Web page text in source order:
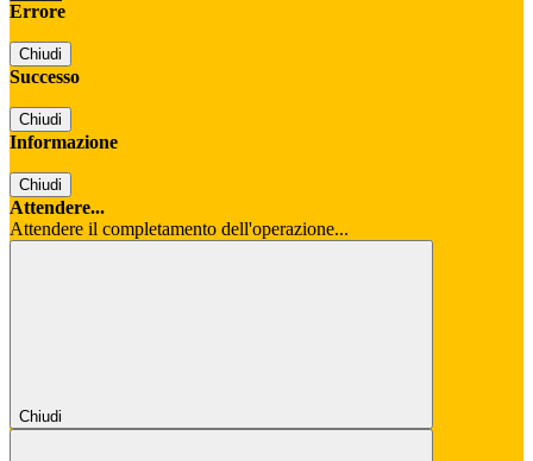
Errore
Chiudi
Successo
Chiudi
Informazione
Chiudi
Attendere...
Attendere il completamento dell'operazione...
Chiudi